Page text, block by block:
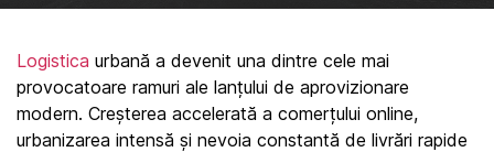
Logistica urbană a devenit una dintre cele mai
provocatoare ramuri ale lanțului de aprovizionare
modern. Creșterea accelerată a comerțului online,
urbanizarea intensă și nevoia constantă de livrări rapide